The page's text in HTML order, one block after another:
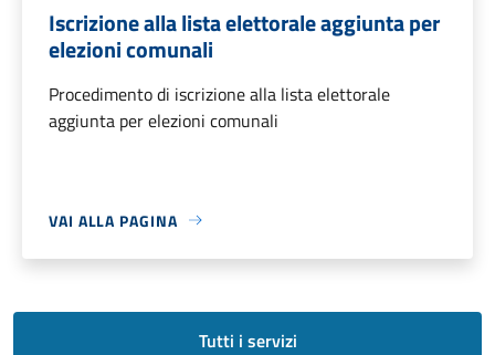
Iscrizione alla lista elettorale aggiunta per
elezioni comunali
Procedimento di iscrizione alla lista elettorale
aggiunta per elezioni comunali
VAI ALLA PAGINA
Tutti i servizi